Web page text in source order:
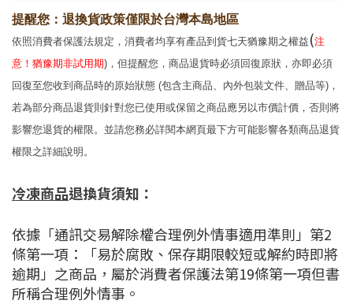
提醒您：退換貨政策僅限於台灣本島地區
依照消費者保護法規定，消費者均享有產品到貨七天猶豫期之權益 (注
意！猶豫期非試用期)，但提醒您，商品退貨時必須回復原狀，亦即必須
回復至您收到商品時的原始狀態 (包含主商品、內外包裝文件、贈品等)，
若為部分商品退貨則針對您已使用或保留之商品應另以市價計價，否則將
影響您退貨的權限。並請您務必詳閱本網頁最下方可能影響各類商品退貨
權限之詳細說明。
冷凍商品退換貨須知：
依據「通訊交易解除權合理例外情事適用準則」第2
條第一項：「易於腐敗、保存期限較短或解約時即將
逾期」之商品，屬於消費者保護法第19條第一項但書
所稱合理例外情事。